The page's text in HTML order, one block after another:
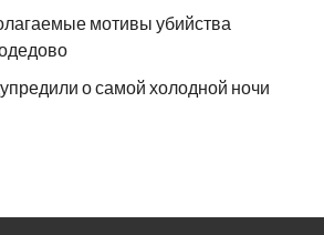
мотивы убийства
о самой холодной ночи